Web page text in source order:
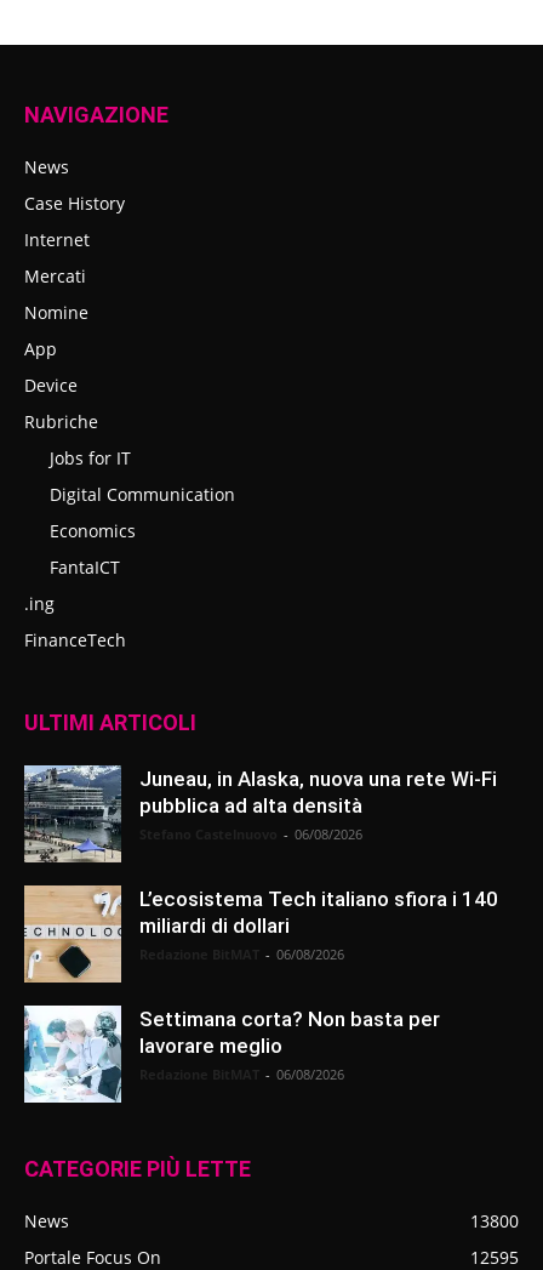
NAVIGAZIONE
News
Case History
Internet
Mercati
Nomine
App
Device
Rubriche
Jobs for IT
Digital Communication
Economics
FantaICT
.ing
FinanceTech
ULTIMI ARTICOLI
Juneau, in Alaska, nuova una rete Wi-Fi
pubblica ad alta densità
- 06/08/2026
L’ecosistema Tech italiano sfiora i 140
miliardi di dollari
- 06/08/2026
Settimana corta? Non basta per
lavorare meglio
- 06/08/2026
CATEGORIE PIÙ LETTE
News
13800
Portale Focus On
12595